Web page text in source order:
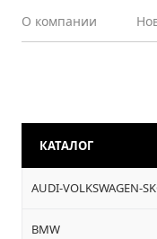
О компании
КАТАЛОГ
AUDI-VOLKSWAGEN-
BMW